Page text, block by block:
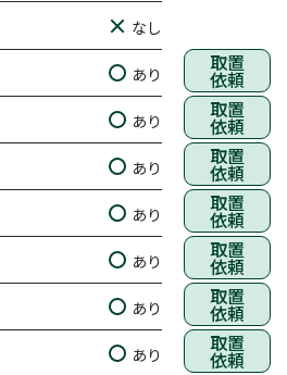
なし
あり 取置
依頼
あり 取置
依頼
あり 取置
依頼
あり 取置
依頼
あり 取置
依頼
あり 取置
依頼
あり 取置
依頼